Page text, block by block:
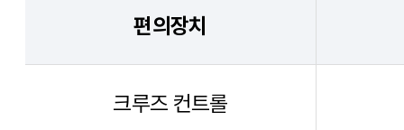
편의장치
크루즈 컨트롤